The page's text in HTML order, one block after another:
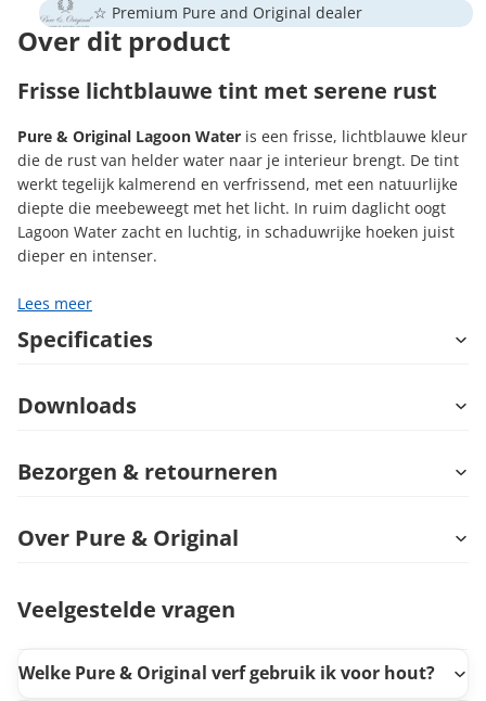
☆ Premium Pure and Original dealer
Over dit product
Lees meer
Frisse lichtblauwe tint met serene rust
Pure & Original Lagoon Water is een frisse, lichtblauwe kleur
die de rust van helder water naar je interieur brengt. De tint
werkt tegelijk kalmerend en verfrissend, met een natuurlijke
diepte die meebeweegt met het licht. In ruim daglicht oogt
Lagoon Water zacht en luchtig, in schaduwrijke hoeken juist
dieper en intenser.
Specificaties
Downloads
Bezorgen & retourneren
Over Pure & Original
Veelgestelde vragen
Welke Pure & Original verf gebruik ik voor hout?